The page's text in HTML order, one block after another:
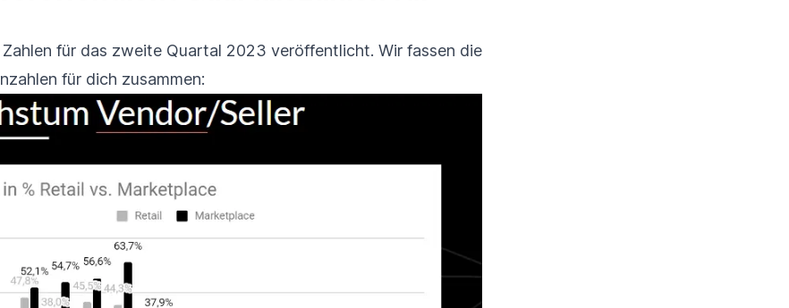
für das zweite Quartal 2023 veröffentlicht. Wir fassen die
für dich zusammen: